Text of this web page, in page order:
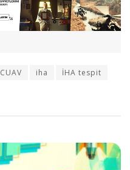
CUAV iha İHA tespit